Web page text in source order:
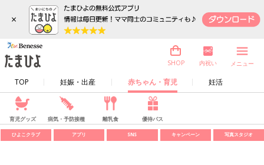
×
TOP 妊娠・出産 赤ちゃん・育児 妊活
SHOP 内祝い メニュー
育児グッズ 病気・予防接種 離乳食 優待パス
ひよこクラブ アプリ SNS キャンペーン 写真スタジオ